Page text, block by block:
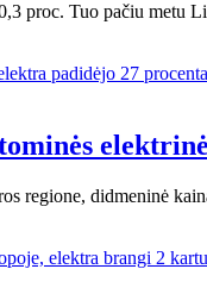
proc. Tuo pačiu metu
regione, didmeninė